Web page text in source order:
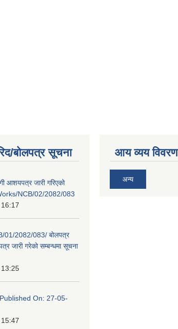
बोलपत्र सूचना
आशयपत्र जारी गरिएको
NCB/02/2082/083
01/2082/083/ बोलपत्र
जारी गरेको सम्बन्धमा सूचना
On: 27-05-
आय व्यय विवरण
अन्य